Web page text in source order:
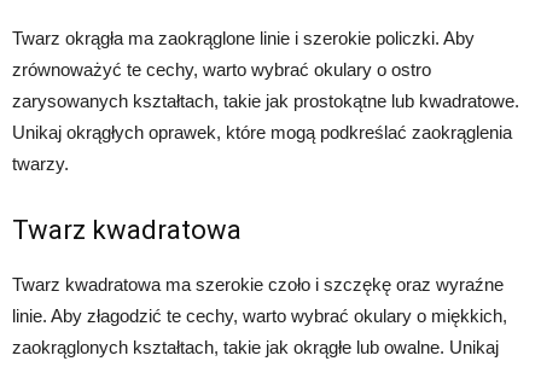
Twarz okrągła ma zaokrąglone linie i szerokie policzki. Aby
zrównoważyć te cechy, warto wybrać okulary o ostro
zarysowanych kształtach, takie jak prostokątne lub kwadratowe.
Unikaj okrągłych oprawek, które mogą podkreślać zaokrąglenia
twarzy.
Twarz kwadratowa
Twarz kwadratowa ma szerokie czoło i szczękę oraz wyraźne
linie. Aby złagodzić te cechy, warto wybrać okulary o miękkich,
zaokrąglonych kształtach, takie jak okrągłe lub owalne. Unikaj